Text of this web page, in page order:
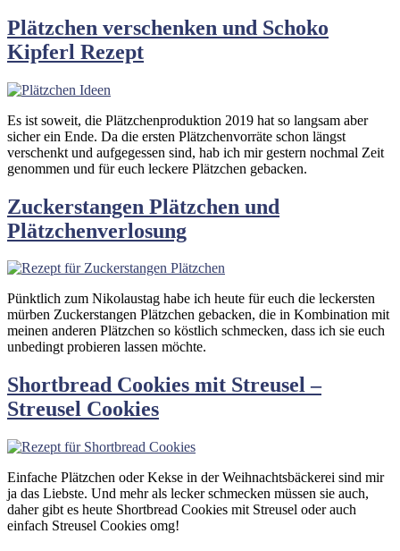
Plätzchen verschenken und Schoko
Kipferl Rezept
Es ist soweit, die Plätzchenproduktion 2019 hat so langsam aber
sicher ein Ende. Da die ersten Plätzchenvorräte schon längst
verschenkt und aufgegessen sind, hab ich mir gestern nochmal Zeit
genommen und für euch leckere Plätzchen gebacken.
Zuckerstangen Plätzchen und
Plätzchenverlosung
Pünktlich zum Nikolaustag habe ich heute für euch die leckersten
mürben Zuckerstangen Plätzchen gebacken, die in Kombination mit
meinen anderen Plätzchen so köstlich schmecken, dass ich sie euch
unbedingt probieren lassen möchte.
Shortbread Cookies mit Streusel –
Streusel Cookies
Einfache Plätzchen oder Kekse in der Weihnachtsbäckerei sind mir
ja das Liebste. Und mehr als lecker schmecken müssen sie auch,
daher gibt es heute Shortbread Cookies mit Streusel oder auch
einfach Streusel Cookies omg!